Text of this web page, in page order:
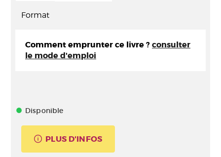
Format
Comment emprunter ce livre ? consulter
le mode d'emploi
Disponible
PLUS D'INFOS